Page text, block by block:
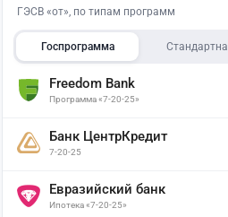
ГЭСВ «от», по типам программ
Госпрограмма
Freedom Bank
Программа «7-20-25»
Банк ЦентрКредит
7-20-25
Евразийский банк
Ипотека «7-20-25»